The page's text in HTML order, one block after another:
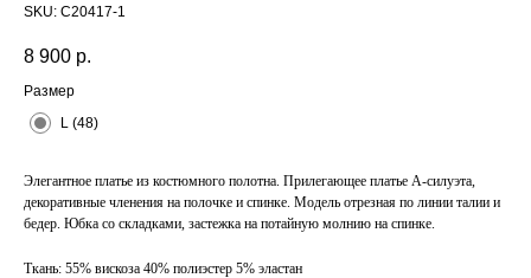
SKU: С20417-1
8 900 р.
Размер
L (48)
Элегантное платье из костюмного полотна. Прилегающее платье А-силуэта,
декоративные членения на полочке и спинке. Модель отрезная по линии талии и
бедер. Юбка со складками, застежка на потайную молнию на спинке.
Ткань: 55% вискоза 40% полиэстер 5% эластан